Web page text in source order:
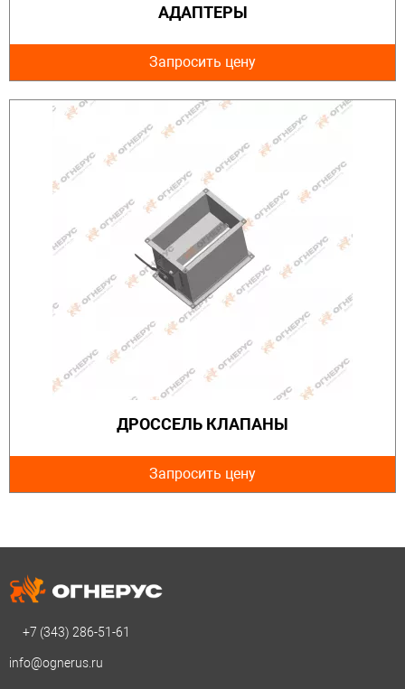
АДАПТЕРЫ
Запросить цену
ДРОССЕЛЬ КЛАПАНЫ
Запросить цену
+7 (343) 286-51-61
info@ognerus.ru